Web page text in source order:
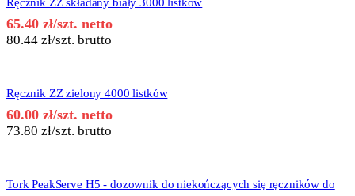
65.40 zł/szt. netto
80.44 zł/szt. brutto
Ręcznik ZZ zielony 4000 listków
60.00 zł/szt. netto
73.80 zł/szt. brutto
Tork PeakServe H5 - dozownik do niekończących się ręczników do